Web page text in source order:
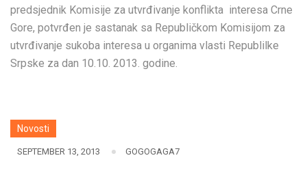
predsjednik Komisije za utvrđivanje konflikta interesa Crne
Gore, potvrđen je sastanak sa Republičkom Komisijom za
utvrđivanje sukoba interesa u organima vlasti Republilke
Srpske za dan 10.10. 2013. godine.
Novosti
SEPTEMBER 13, 2013 GOGOGAGA7